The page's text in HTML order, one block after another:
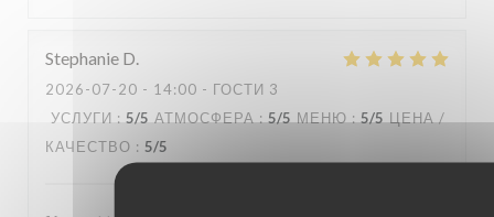
Stephanie D
2026-07-20 - 14:00 - ГОСТИ 3
УСЛУГИ : 5/5 АТМОСФЕРА : 5/5 МЕНЮ : 5/5 ЦЕНА /
КАЧЕСТВО : 5/5